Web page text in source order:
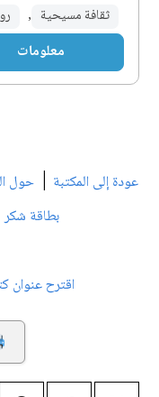
ثقافة مسيحية ,
معلومات
عودة إلى المكتبة | حول
بطاقة شكر
اقترح عنوان